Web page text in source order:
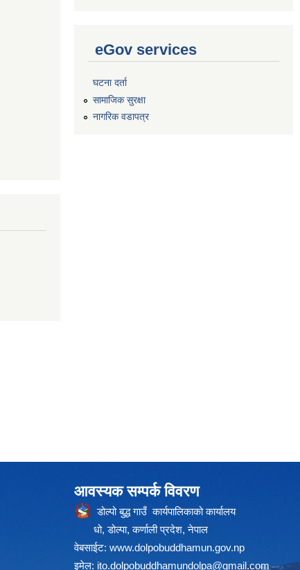
eGov services
घटना दर्ता
सामाजिक सुरक्षा
नागरिक वडापत्र
आवस्यक सम्पर्क विवरण
डोल्पो बुद्ध गाउँ कार्यपालिकाको कार्यालय
धो, डोल्पा, कर्णाली प्रदेश, नेपाल
वेबसाईट: www.dolpobuddhamun.gov.np
इमेल: ito.dolpobuddhamundolpa@gmail.com